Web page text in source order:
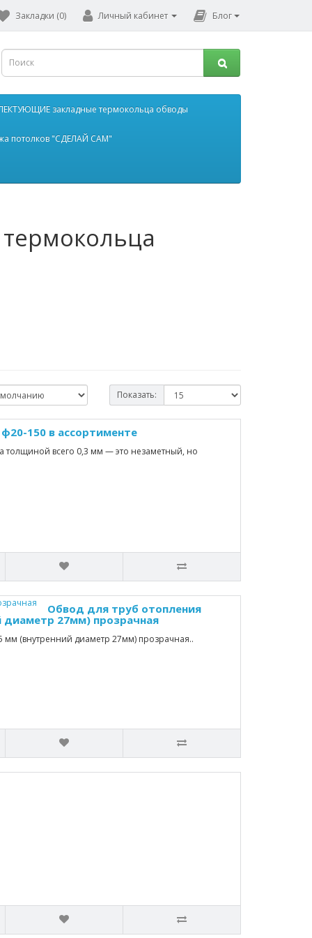
Закладки (0) Личный кабинет Блог
закладные термокольца обводы
потолков "СДЕЛАЙ САМ"
Показать:
150 в ассортименте
толщиной всего 0,3 мм — это незаметный, но
Обвод для труб отопления
диаметр 27мм) прозрачная
мм (внутренний диаметр 27мм) прозрачная..